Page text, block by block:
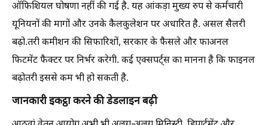
ऑफिशियल घोषणा नहीं की गई है. यह आंकड़ा मुख्य रुप से कर्मचारी
यूनियनों की मागों और उनके कैलकुलेशन पर अधारित है. असल सैलरी
बढ़ो.तरी कमीशन की सिफारिशों, सरकार के फैसले और फाअनल
फिटमेंट फैक्टर पर निर्भर करेगी. कई एक्सपर्ट्स का मानना है कि फाइनल
बढ़ोतरी इससे कम भी हो सकती है.
जानकारी इकट्ठा करने की डेडलाइन बढ़ी